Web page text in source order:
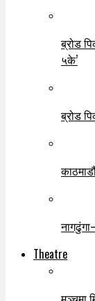
ब्रोड
५के’
ब्रोड
Theatre